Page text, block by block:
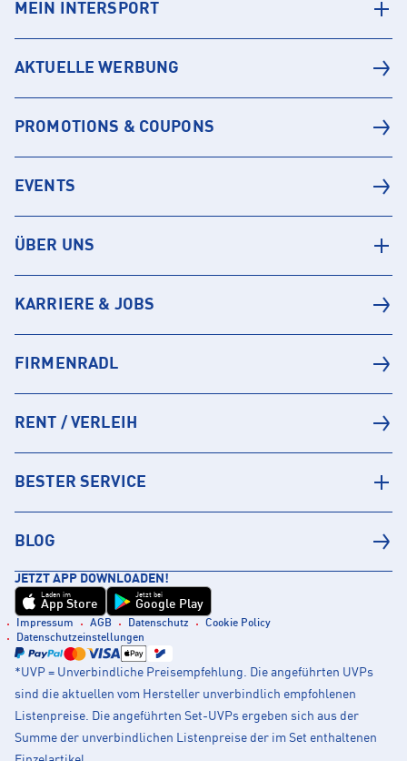
MEIN INTERSPORT
AKTUELLE WERBUNG
PROMOTIONS & COUPONS
EVENTS
ÜBER UNS
KARRIERE & JOBS
FIRMENRADL
RENT / VERLEIH
BESTER SERVICE
BLOG
JETZT APP DOWNLOADEN!
Laden im
App Store
Jetzt bei
Google Play
Impressum AGB Datenschutz
Cookie Policy
Datenschutzeinstellungen
*UVP = Unverbindliche Preisempfehlung. Die angeführten UVPs
sind die aktuellen vom Hersteller unverbindlich empfohlenen
Listenpreise. Die angeführten Set-UVPs ergeben sich aus der
Summe der unverbindlichen Listenpreise der im Set enthaltenen